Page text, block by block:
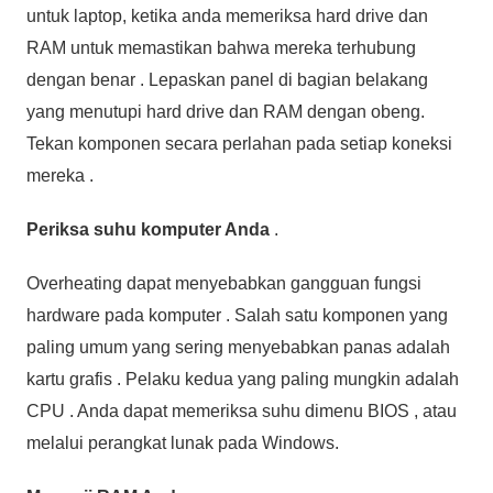
untuk laptop, ketika anda memeriksa hard drive dan
RAM untuk memastikan bahwa mereka terhubung
dengan benar . Lepaskan panel di bagian belakang
yang menutupi hard drive dan RAM dengan obeng.
Tekan komponen secara perlahan pada setiap koneksi
mereka .
Periksa suhu komputer Anda.
Overheating dapat menyebabkan gangguan fungsi
hardware pada komputer . Salah satu komponen yang
paling umum yang sering menyebabkan panas adalah
kartu grafis . Pelaku kedua yang paling mungkin adalah
CPU . Anda dapat memeriksa suhu dimenu BIOS , atau
melalui perangkat lunak pada Windows.